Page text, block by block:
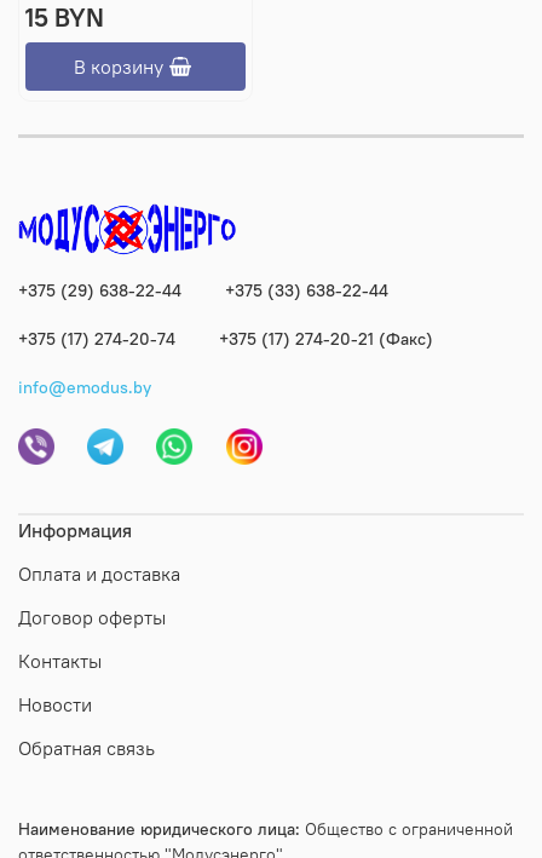
15 BYN
В корзину
Информация
Оплата и доставка
Договор оферты
Контакты
Новости
Обратная связь
Наименование юридического лица: Общество с ограниченной
+375 (29) 638-22-44 +375 (33) 638-22-44
+375 (17) 274-20-74 +375 (17) 274-20-21 (Факс)
info@emodus.by